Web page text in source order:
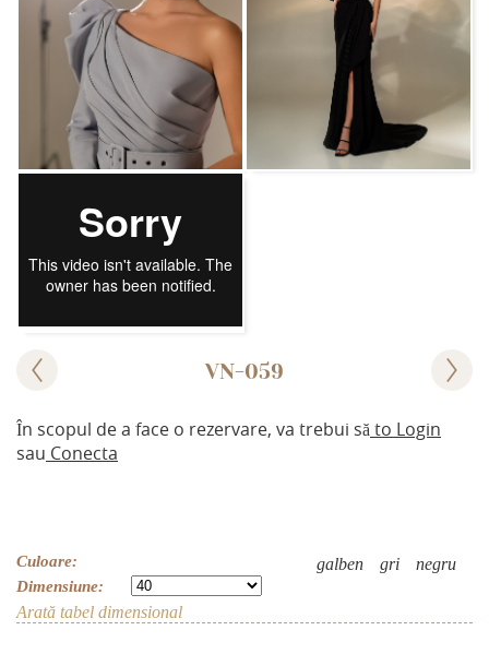
VN-059
În scopul de a face o rezervare, va trebui săto Login
sau Conecta
Culoare: negru
gri
galben
Dimensiune:
Arată tabel dimensional